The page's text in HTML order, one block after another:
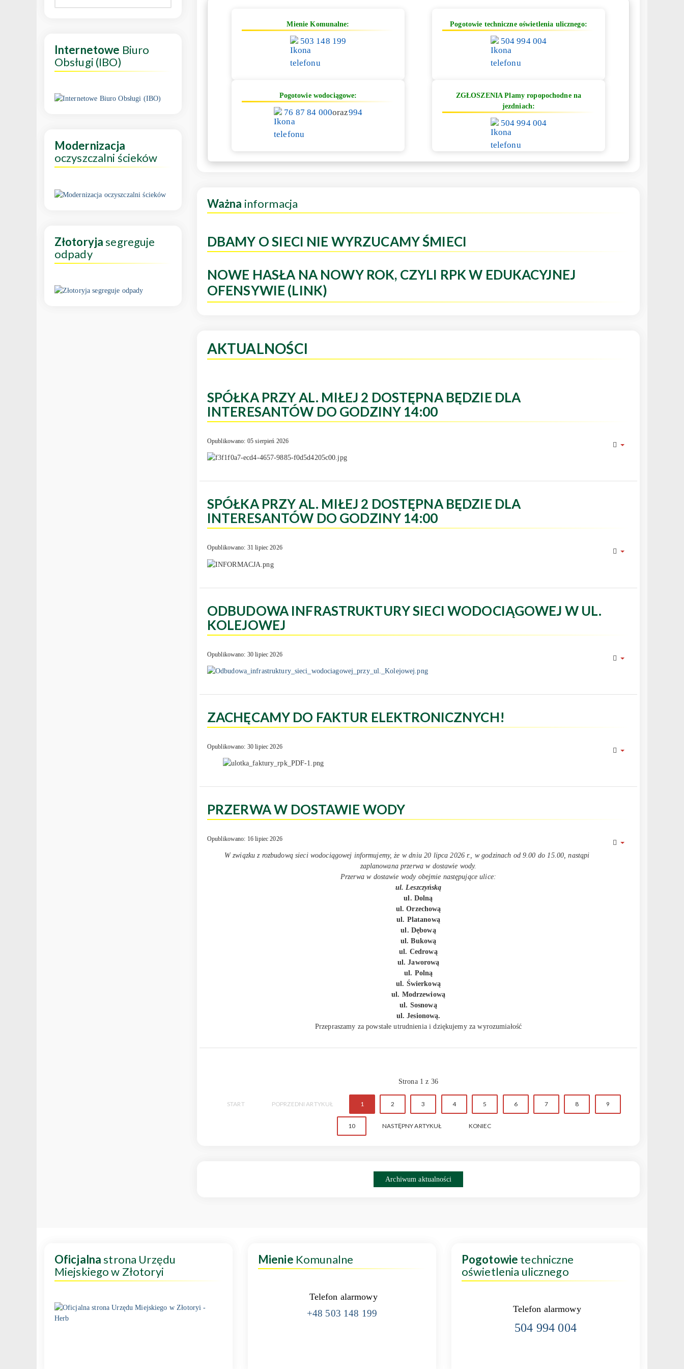
Mienie Komunalne:
503 148 199
Pogotowie techniczne oświetlenia ulicznego:
504 994 004
Pogotowie wodociągowe:
76 87 84 000oraz994
ZGŁOSZENIA Plamy ropopochodne na
jezdniach:
504 994 004
Ważna informacja
DBAMY O SIECI NIE WYRZUCAMY ŚMIECI
NOWE HASŁA NA NOWY ROK, CZYLI RPK W EDUKACYJNEJ
OFENSYWIE (LINK)
AKTUALNOŚCI
SPÓŁKA PRZY AL. MIŁEJ 2 DOSTĘPNA BĘDZIE DLA
INTERESANTÓW DO GODZINY 14:00
Opublikowano: 05 sierpień 2026
SPÓŁKA PRZY AL. MIŁEJ 2 DOSTĘPNA BĘDZIE DLA
INTERESANTÓW DO GODZINY 14:00
Opublikowano: 31 lipiec 2026
ODBUDOWA INFRASTRUKTURY SIECI WODOCIĄGOWEJ W UL.
KOLEJOWEJ
Opublikowano: 30 lipiec 2026
ZACHĘCAMY DO FAKTUR ELEKTRONICZNYCH!
Opublikowano: 30 lipiec 2026
PRZERWA W DOSTAWIE WODY
Opublikowano: 16 lipiec 2026
W związku z rozbudową sieci wodociągowej informujemy, że w dniu 20 lipca 2026 r., w godzinach od 9.00 do 15.00, nastąpi
zaplanowana przerwa w dostawie wody.
Przerwa w dostawie wody obejmie następujące ulice:
ul. Leszczyńską
ul. Dolną
ul. Orzechową
ul. Platanową
ul. Dębową
ul. Bukową
ul. Cedrową
ul. Jaworową
ul. Polną
ul. Świerkową
ul. Modrzewiową
ul. Sosnową
ul. Jesionową.
Przepraszamy za powstałe utrudnienia i dziękujemy za wyrozumiałość
Strona 1 z 36
START POPRZEDNI ARTYKUŁ 1 2 3 4 5 6 7 8 9
10 NASTĘPNY ARTYKUŁ KONIEC
Archiwum aktualności
Internetowe Biuro
Obsługi (IBO)
Modernizacja
oczyszczalni ścieków
Złotoryjasegreguje
odpady
Oficjalnastrona Urzędu
Miejskiego w Złotoryi
Mienie Komunalne
Telefon alarmowy
+48 503 148 199
Pogotowie techniczne
oświetlenia ulicznego
Telefon alarmowy
504 994 004